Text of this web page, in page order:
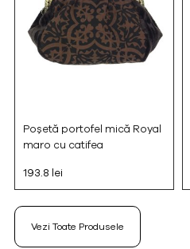
Poșetă portofel mică Royal
maro cu catifea
193.8 lei
Vezi Toate Produsele